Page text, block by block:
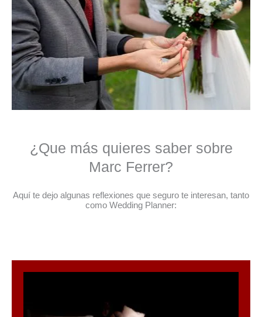
¿Que más quieres saber sobre
Marc Ferrer?
Aquí te dejo algunas reflexiones que seguro te interesan, tanto
como Wedding Planner: